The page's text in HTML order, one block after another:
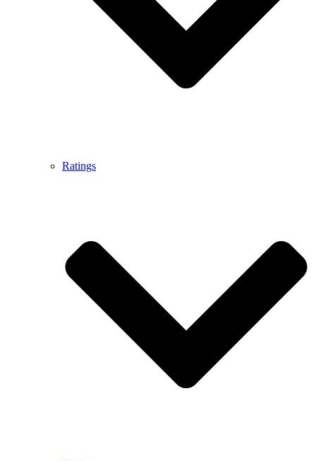
Ratings